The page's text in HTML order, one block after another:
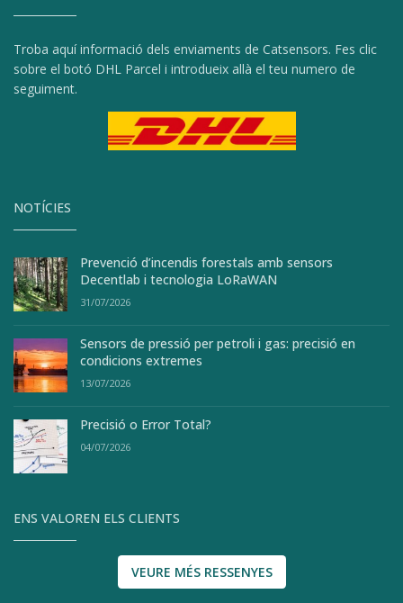
Troba aquí informació dels enviaments de Catsensors. Fes clic
sobre el botó DHL Parcel i introdueix allà el teu numero de
seguiment.
NOTÍCIES
Prevenció d’incendis forestals amb sensors
Decentlab i tecnologia LoRaWAN
31/07/2026
Sensors de pressió per petroli i gas: precisió en
condicions extremes
13/07/2026
Precisió o Error Total?
04/07/2026
ENS VALOREN ELS CLIENTS
VEURE MÉS RESSENYES